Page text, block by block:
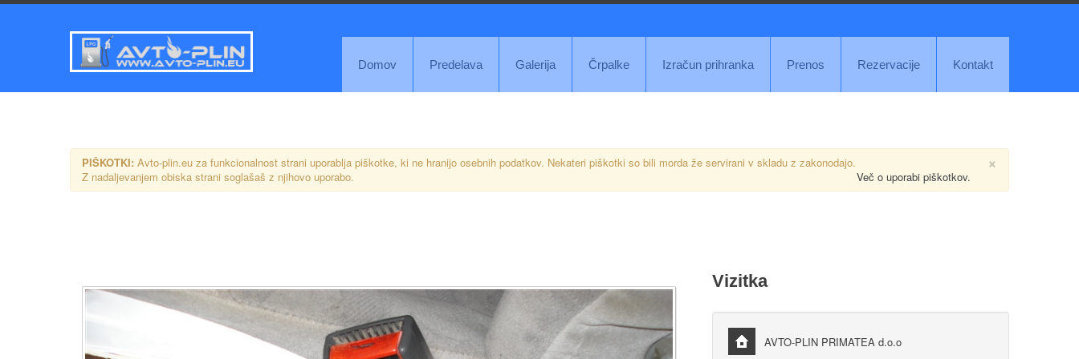
Domov Predelava Galerija Črpalke Izračun prihranka Prenos Rezervacije Kontakt
×
PIŠKOTKI: Avto-plin.eu za funkcionalnost strani uporablja piškotke, ki ne hranijo osebnih podatkov. Nekateri piškotki so bili morda že servirani v skladu z zakonodajo.
Z nadaljevanjem obiska strani soglašaš z njihovo uporabo.
Več o uporabi piškotkov.
Vizitka
AVTO-PLIN PRIMATEA d.o.o